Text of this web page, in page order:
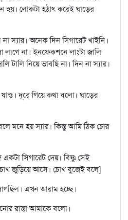
হয়। লোকটা হঠাৎ করেই ঘাড়ের
স্যার। অনেক দিন সিগারেট খাইনি।
লাগে না। ইনফেকশনে লাংটা জালি
টালি নিয়ে ভাবছি না। দিন না স্যার।
দূরে গিয়ে কথা বলো। ঘাড়ের
মনে হয় স্যার। কিন্তু আমি ঠিক চোর
একটা সিগারেট দেয়। বিষ্ণু সেই
জুড়িয়ে আসে। চোখ বুজেই বলে]
এখন আরাম হচ্ছে।
রাস্তা আমাকে বলো।